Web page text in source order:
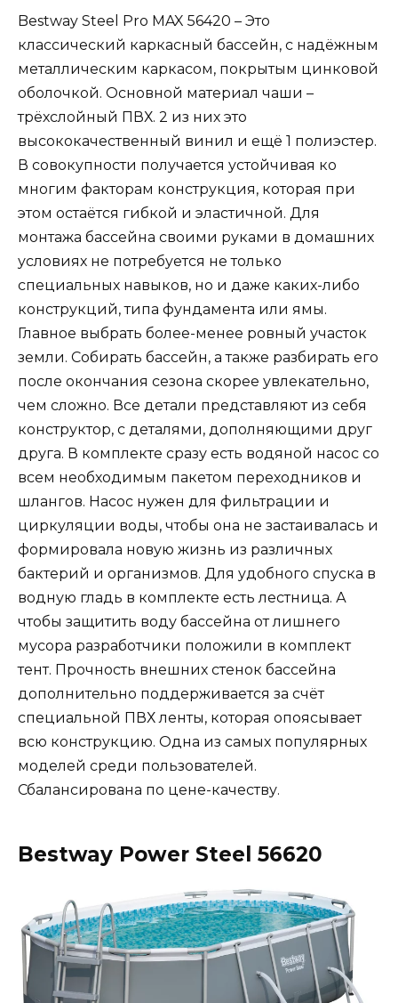
Bestway Steel Pro MAX 56420 – Это
классический каркасный бассейн, с надёжным
металлическим каркасом, покрытым цинковой
оболочкой. Основной материал чаши –
трёхслойный ПВХ. 2 из них это
высококачественный винил и ещё 1 полиэстер.
В совокупности получается устойчивая ко
многим факторам конструкция, которая при
этом остаётся гибкой и эластичной. Для
монтажа бассейна своими руками в домашних
условиях не потребуется не только
специальных навыков, но и даже каких-либо
конструкций, типа фундамента или ямы.
Главное выбрать более-менее ровный участок
земли. Собирать бассейн, а также разбирать его
после окончания сезона скорее увлекательно,
чем сложно. Все детали представляют из себя
конструктор, с деталями, дополняющими друг
друга. В комплекте сразу есть водяной насос со
всем необходимым пакетом переходников и
шлангов. Насос нужен для фильтрации и
циркуляции воды, чтобы она не застаивалась и
формировала новую жизнь из различных
бактерий и организмов. Для удобного спуска в
водную гладь в комплекте есть лестница. А
чтобы защитить воду бассейна от лишнего
мусора разработчики положили в комплект
тент. Прочность внешних стенок бассейна
дополнительно поддерживается за счёт
специальной ПВХ ленты, которая опоясывает
всю конструкцию. Одна из самых популярных
моделей среди пользователей.
Сбалансирована по цене-качеству.
Bestway Power Steel 56620